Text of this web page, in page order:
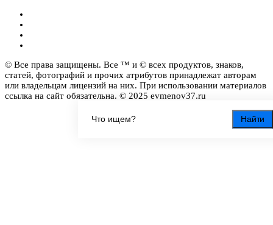
Найти
© Все права защищены. Все ™ и © всех продуктов, знаков,
статей, фотографий и прочих атрибутов принадлежат авторам
или владельцам лицензий на них. При использовании материалов
ссылка на сайт обязательна. © 2025 evmenov37.ru